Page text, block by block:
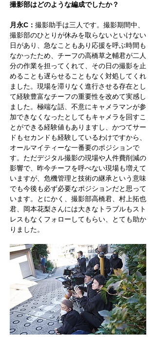
撮影部はどのような編成でしたか？
月永C： 撮影助手は三人です。撮影期間中、
撮影部のひとりが休みを取らないといけない
日があり、急なこともあり応援を呼ぶ時間も
なかったため、チーフの高橋草之輔君が二人
分の作業を担ってくれて、その日の撮影を止
めることも遅らせることもなく対処してくれ
ました。現場を滞りなく進行させる存在とし
て経験豊富なチーフの重要性を改めて実感し
ました。極端な話、不意にキャメラマンが参
加できなくなったとしてもキャメラを回すこ
とができる経験値もありますし、かつてサー
ドもセカンドも経験しているわけですから、
オールマイティーな一番要のポジションで
す。ただデジタル撮影の現場や人件費削減の
影響で、昨今チーフを呼べない現場も増えて
いますが、危機管理と技術の継承という意味
でも今後も必ず必要なポジションだと思って
います。とにかく、撮影部高橋君、村上拓也
君、岡本花梨さんには大きなトラブルもスト
レスもなくフォローしてもらい、とても助か
りました。